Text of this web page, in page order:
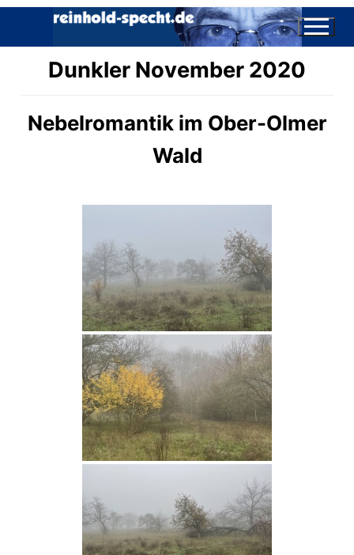
Dunkler November 2020
Nebelromantik im Ober-Olmer
Wald